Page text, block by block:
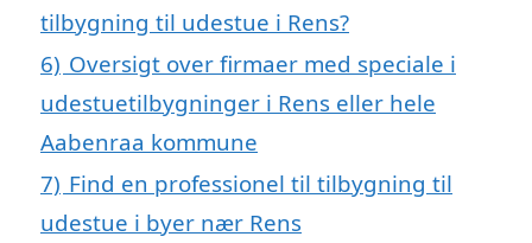
tilbygning til udestue i Rens?
6) Oversigt over firmaer med speciale i
udestuetilbygninger i Rens eller hele
Aabenraa kommune
7) Find en professionel til tilbygning til
udestue i byer nær Rens